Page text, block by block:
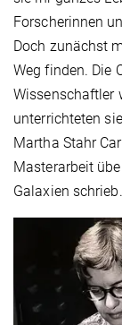
Forscherinnen
Doch zunächst
Weg finden. Die
Wissenschaftler
unterrichteten
Martha Stahr
Masterarbeit
Galaxien schrieb.